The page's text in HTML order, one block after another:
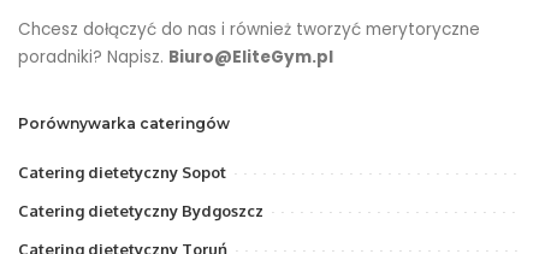
Chcesz dołączyć do nas i również tworzyć merytoryczne
poradniki? Napisz. Biuro@EliteGym.pl
Porównywarka cateringów
Catering dietetyczny Sopot
Catering dietetyczny Bydgoszcz
Catering dietetyczny Toruń